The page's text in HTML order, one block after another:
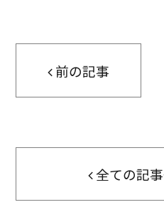
前の記事
全ての記